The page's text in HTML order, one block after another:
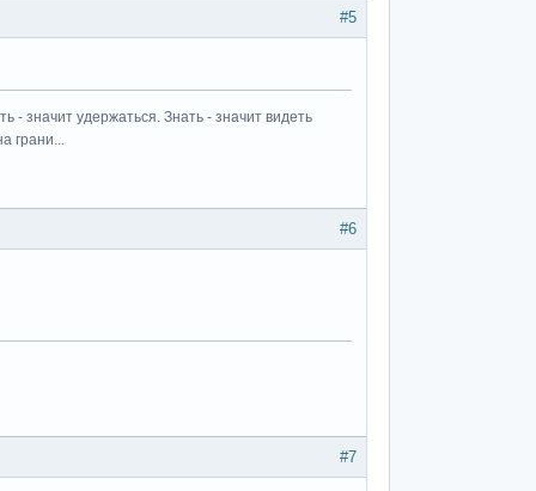
#5
- значит удержаться. Знать - значит видеть
грани...
#6
#7